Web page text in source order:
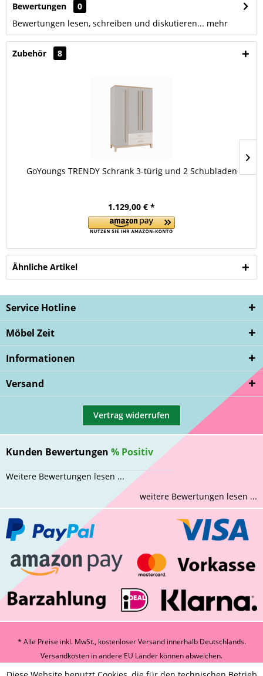
Bewertungen
0
Bewertungen lesen, schreiben und diskutieren... mehr
Zubehör 8
GoYoungs TRENDY Schrank 3-türig und 2 Schubladen
1.129,00 € *
Ähnliche Artikel
Service Hotline
Möbel Zeit
Informationen
Versand
Vertrag widerrufen
Kunden Bewertungen % Positiv
Weitere Bewertungen lesen ...
weitere Bewertungen lesen ...
* Alle Preise inkl. MwSt., kostenloser Versand innerhalb Deutschlands.
Versandkosten in andere EU Länder können abweichen.